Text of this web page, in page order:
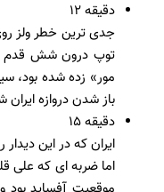
دقیقه ۱۲
جدی ترین خطر ولز
توپ درون شش قدم
مور» زده شده بود،
باز شدن دروازه ایران
دقیقه ۱۵
اما ضربه ای که علی